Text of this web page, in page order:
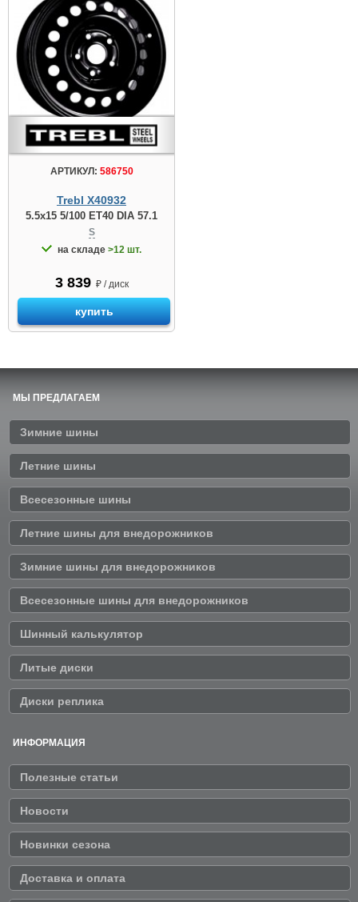
АРТИКУЛ: 586750
Trebl X40932
5.5x15 5/100 ET40 DIA 57.1
S
на складе >12 шт.
3 839 ₽ / диск
купить
МЫ ПРЕДЛАГАЕМ
Зимние шины
Летние шины
Всесезонные шины
Летние шины для внедорожников
Зимние шины для внедорожников
Всесезонные шины для внедорожников
Шинный калькулятор
Литые диски
Диски реплика
ИНФОРМАЦИЯ
Полезные статьи
Новости
Новинки сезона
Доставка и оплата